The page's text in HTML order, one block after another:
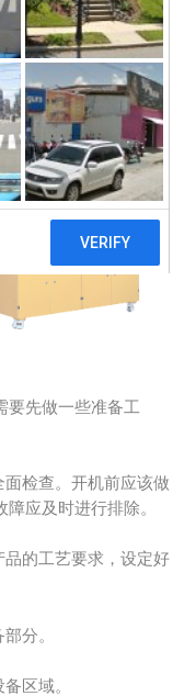
平行双螺杆挤出机前
来看看下面的介绍
要先做一些准备工
检查。开机前应该做
应及时进行排除。
的工艺要求，设定好
分。
区域。